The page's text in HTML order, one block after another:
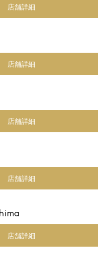
店舗詳細
店舗詳細
店舗詳細
店舗詳細
店舗詳細